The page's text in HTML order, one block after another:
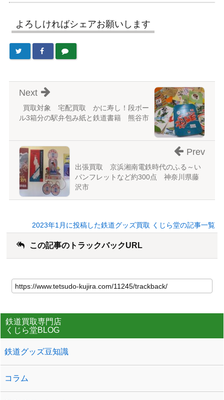
よろしければシェアお願いします
買取対象 宅配買取 かに寿し！段ボー
ル3箱分の駅弁包み紙と鉄道書籍 熊谷市
Next
出張買取 京浜湘南電鉄時代のふる～い
パンフレットなど約300点 神奈川県藤
沢市
Prev
2023年1月に投稿した鉄道グッズ買取 くじら堂の記事一覧
この記事のトラックバックURL
鉄道買取専門店
くじら堂BLOG
鉄道グッズ豆知識
コラム